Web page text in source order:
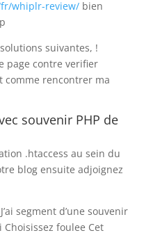
whiplr-review/bien
suivantes, !
page contre verifier
comme rencontrer ma
souvenir PHP de
.htaccess au sein du
blog ensuite adjoignez
segment d’une souvenir
foulee Cet